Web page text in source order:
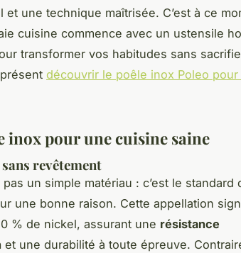
une technique maîtrisée. C’est à ce
cuisine commence avec un ustensile
transformer vos habitudes sans
découvrir le poêle inox Poleo pour
inox pour une cuisine saine
revêtement
pas un simple matériau : c’est le standard
une bonne raison. Cette appellation
% de nickel, assurant une résistance
et une durabilité à toute épreuve.